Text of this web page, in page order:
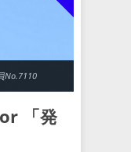
No.7110
「発